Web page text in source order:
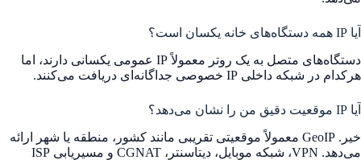
آیا IP همه دستگاه‌های خانه یکسان است؟
دستگاه‌های متصل به یک روتر معمولاً IP عمومی یکسانی دارند، اما
هرکدام در شبکه داخلی IP خصوصی جداگانه‌ای دریافت می‌کنند.
آیا IP موقعیت دقیق من را نشان می‌دهد؟
خیر. GeoIP معمولاً موقعیتی تقریبی مانند کشور، منطقه یا شهر ارائه
می‌دهد. VPN، شبکه موبایل، دیتاسنتر، CGNAT و مسیریابی ISP